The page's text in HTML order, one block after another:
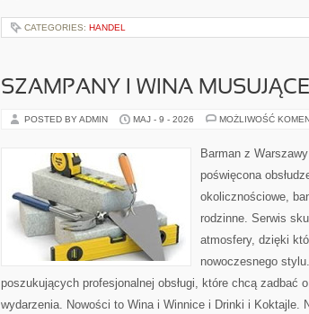
CATEGORIES: HANDEL
SZAMPANY I WINA MUSUJĄCE
POSTED BY ADMIN MAJ - 9 - 2026 MOŻLIWOŚĆ
Barman z
poświęcona
okolicznościowe,
rodzinne. Serwis
atmosfery, dzięki
nowoczesnego
poszukujących profesjonalnej obsługi, które chcą zadbać
wydarzenia. Nowości to Wina i Winnice i Drinki i Koktajle.